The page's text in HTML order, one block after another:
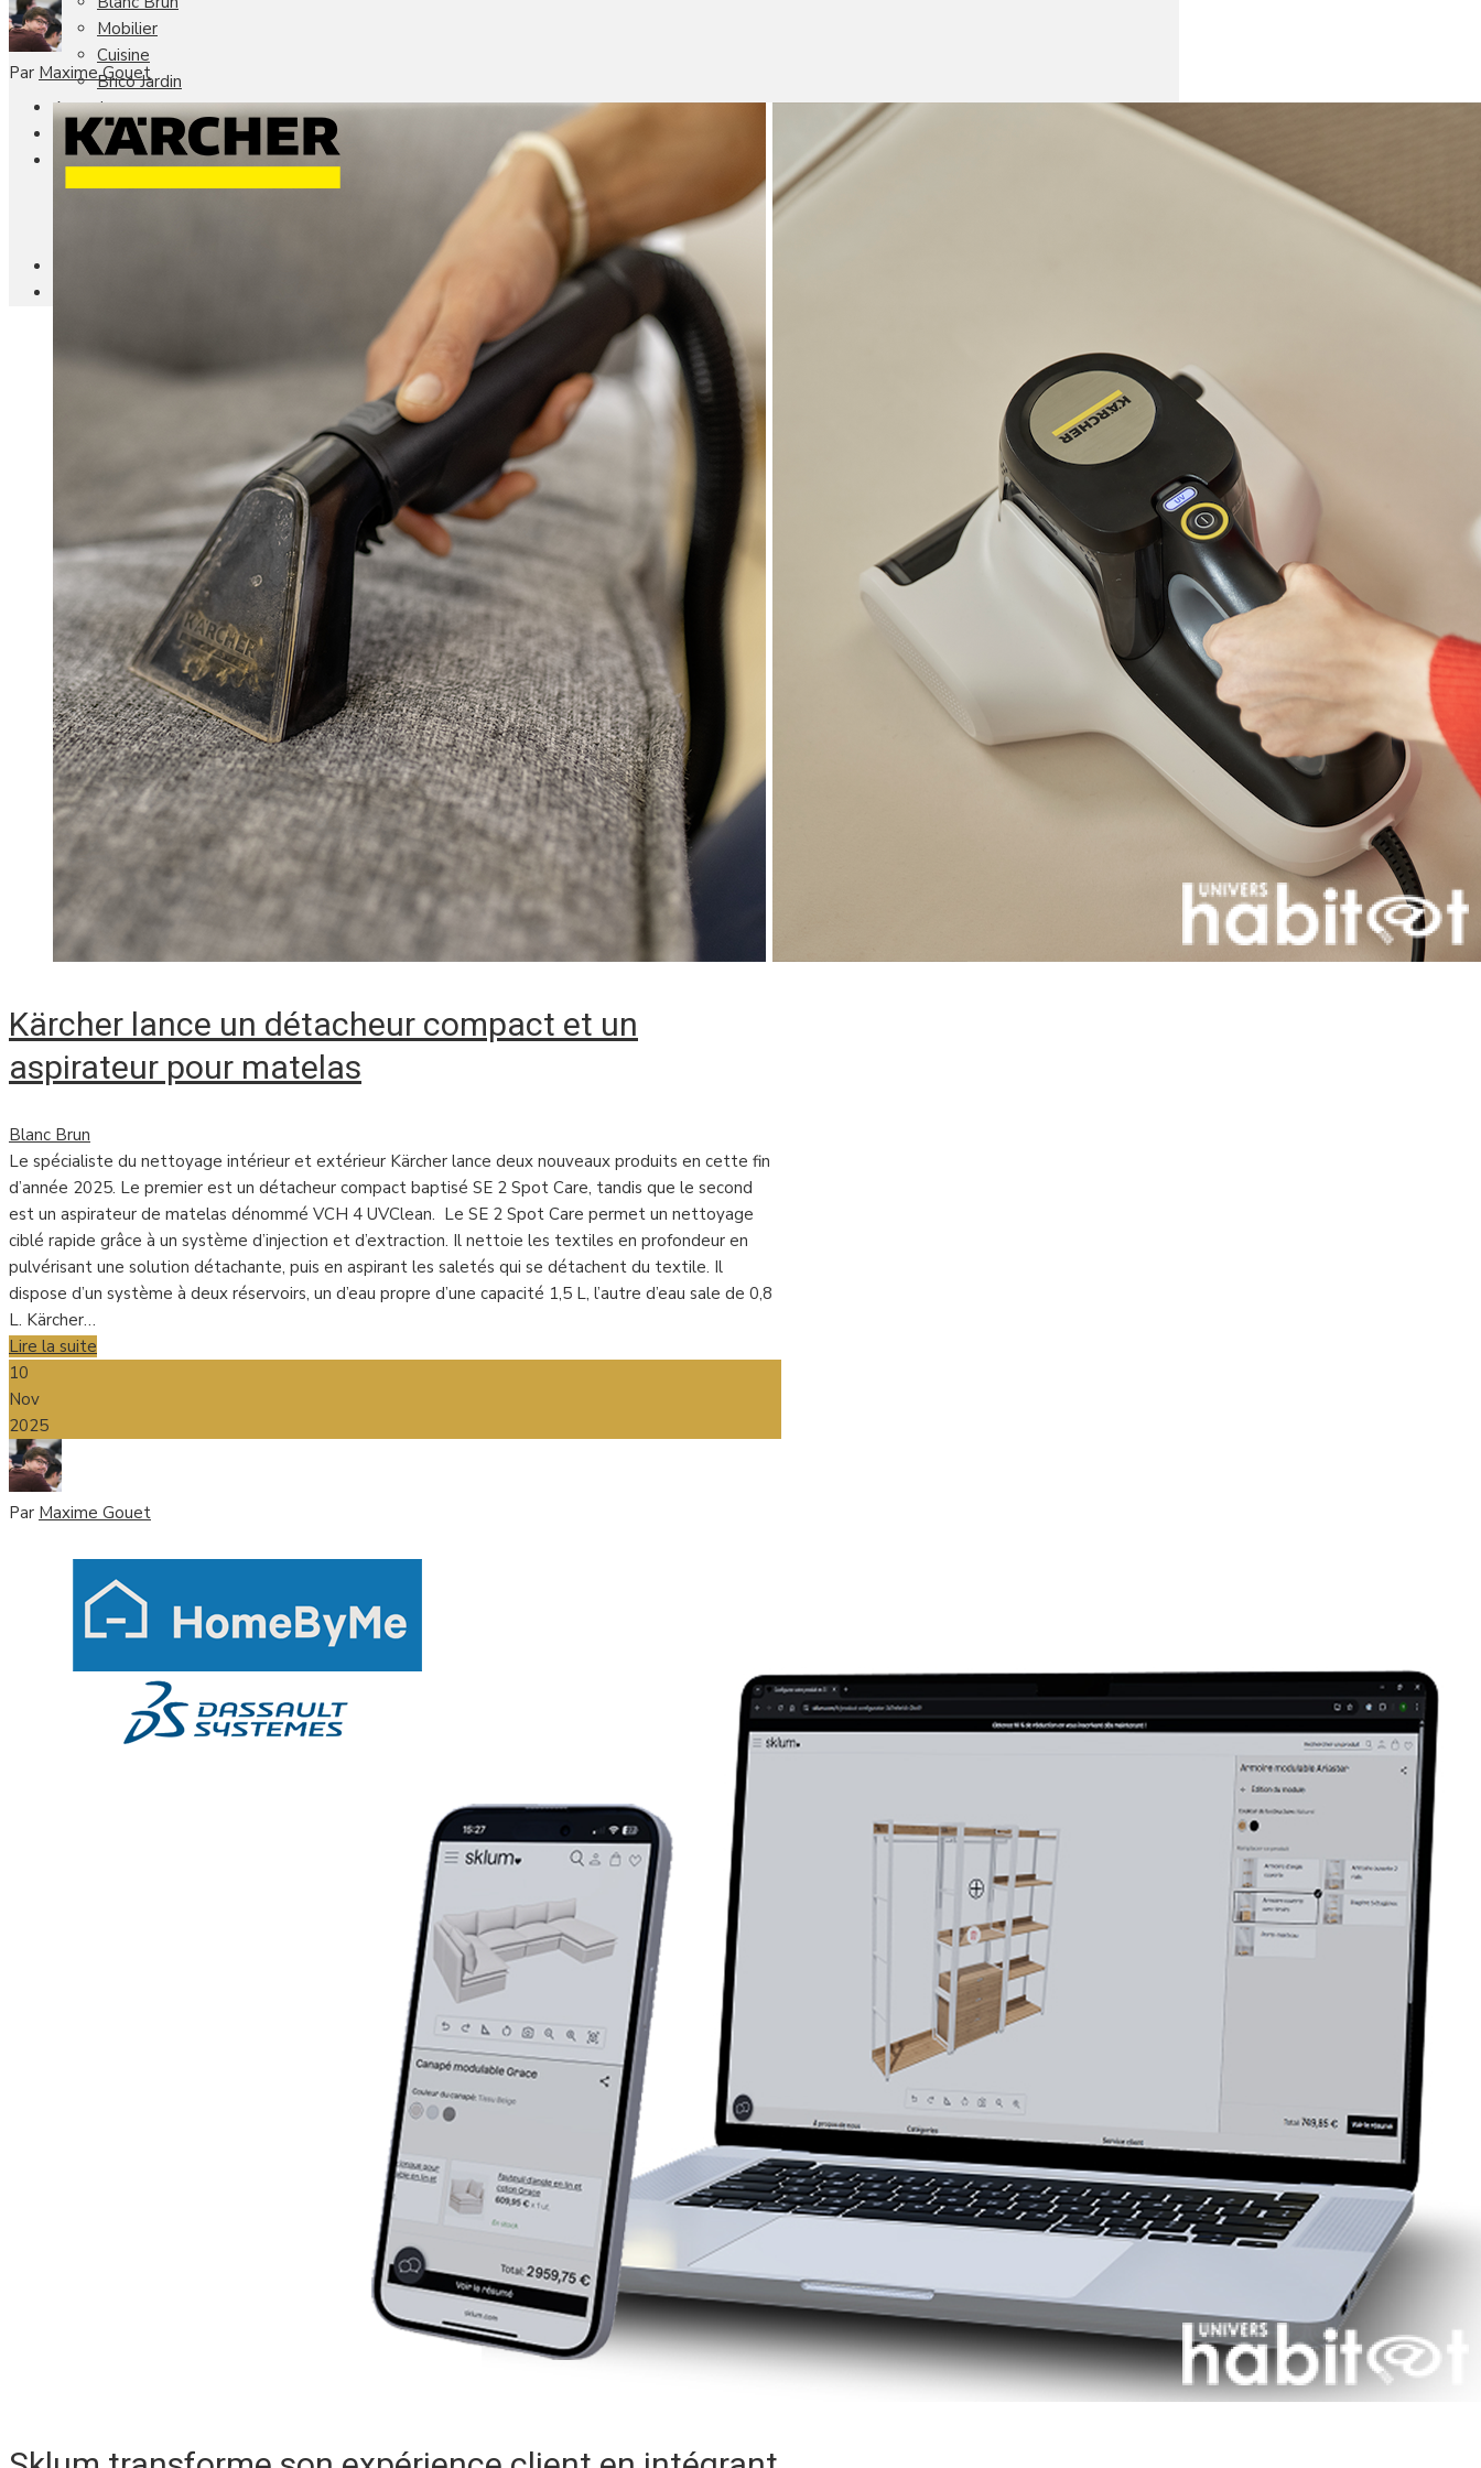
Mobilier
Cuisine
Brico Jardin
Agenda
Newsletter
Nos autres titres
Faire Savoir Faire
Par Maxime Gouet
Kärcher lance un détacheur compact et un
aspirateur pour matelas
Blanc Brun
Le spécialiste du nettoyage intérieur et extérieur Kärcher lance deux nouveaux produits en cette fin
d’année 2025. Le premier est un détacheur compact baptisé SE 2 Spot Care, tandis que le second
est un aspirateur de matelas dénommé VCH 4 UVClean. Le SE 2 Spot Care permet un nettoyage
ciblé rapide grâce à un système d’injection et d’extraction. Il nettoie les textiles en profondeur en
pulvérisant une solution détachante, puis en aspirant les saletés qui se détachent du textile. Il
dispose d’un système à deux réservoirs, un d’eau propre d’une capacité 1,5 L, l’autre d’eau sale de 0,8
L. Kärcher…
Lire la suite
10
Nov
2025
Par Maxime Gouet